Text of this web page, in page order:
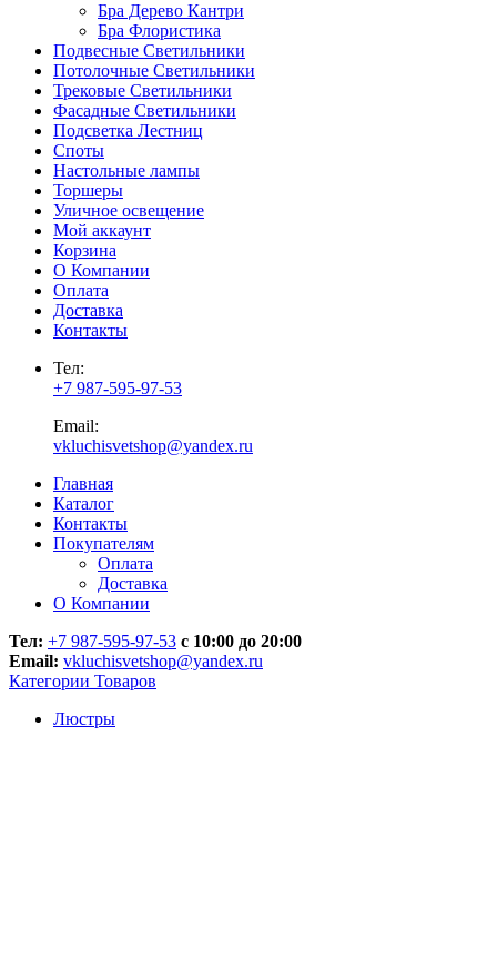
Бра Дерево Кантри
Бра Флористика
Подвесные Светильники
Потолочные Светильники
Трековые Светильники
Фасадные Светильники
Подсветка Лестниц
Споты
Настольные лампы
Торшеры
Уличное освещение
Мой аккаунт
Корзина
О Компании
Оплата
Доставка
Контакты
Тел:
+7 987-595-97-53
Email:
vkluchisvetshop@yandex.ru
Главная
Каталог
Контакты
Покупателям
Оплата
Доставка
О Компании
Тел: +7 987-595-97-53 с 10:00 до 20:00
Email: vkluchisvetshop@yandex.ru
Категории Товаров
Люстры